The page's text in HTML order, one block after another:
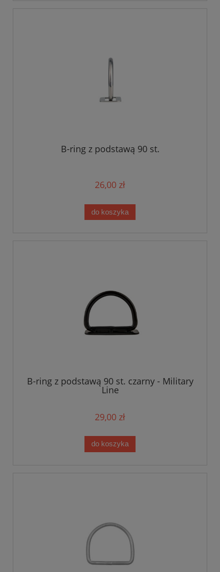
B-ring z podstawą 90 st.
26,00 zł
do koszyka
B-ring z podstawą 90 st. czarny - Military
Line
29,00 zł
do koszyka